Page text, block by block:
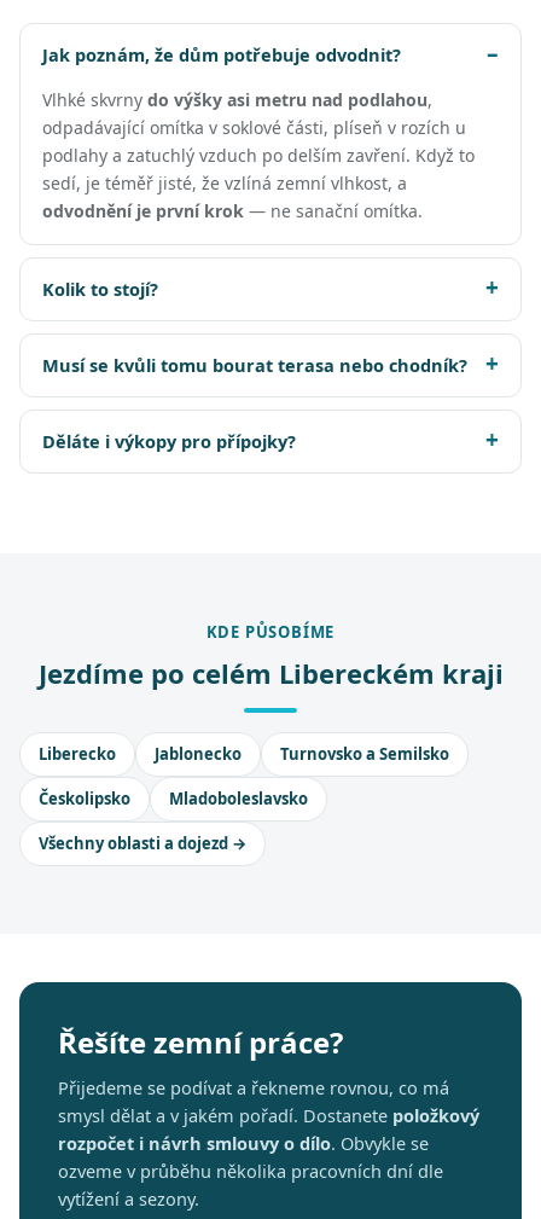
Jak poznám, že dům potřebuje odvodnit?
Vlhké skvrny do výšky asi metru nad podlahou,
odpadávající omítka v soklové části, plíseň v rozích u
podlahy a zatuchlý vzduch po delším zavření. Když to
sedí, je téměř jisté, že vzlíná zemní vlhkost, a
odvodnění je první krok — ne sanační omítka.
Kolik to stojí?
Musí se kvůli tomu bourat terasa nebo chodník?
Děláte i výkopy pro přípojky?
KDE PŮSOBÍME
Jezdíme po celém Libereckém kraji
Liberecko Jablonecko Turnovsko a Semilsko
Českolipsko Mladoboleslavsko
Všechny oblasti a dojezd →
Řešíte zemní práce?
Přijedeme se podívat a řekneme rovnou, co má
smysl dělat a v jakém pořadí. Dostanete položkový
rozpočet i návrh smlouvy o dílo. Obvykle se
ozveme v průběhu několika pracovních dní dle
vytížení a sezony.